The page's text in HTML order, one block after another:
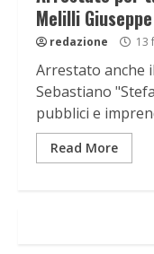
Melilli
redazione 13
Arrestato anche
Sebastiano
pubblici e
Read More